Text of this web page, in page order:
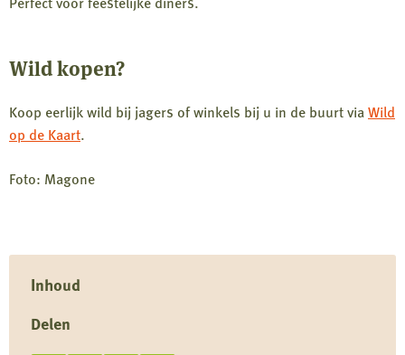
Inhoud
Delen
Wild kopen?
Koop eerlijk wild bij jagers of winkels bij u in de buurt viaWild
op de Kaart.
Foto: Magone